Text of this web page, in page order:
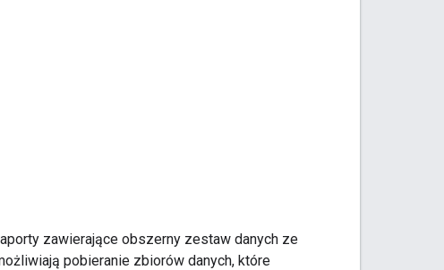
zawierające obszerny zestaw danych ze
pobieranie zbiorów danych, które